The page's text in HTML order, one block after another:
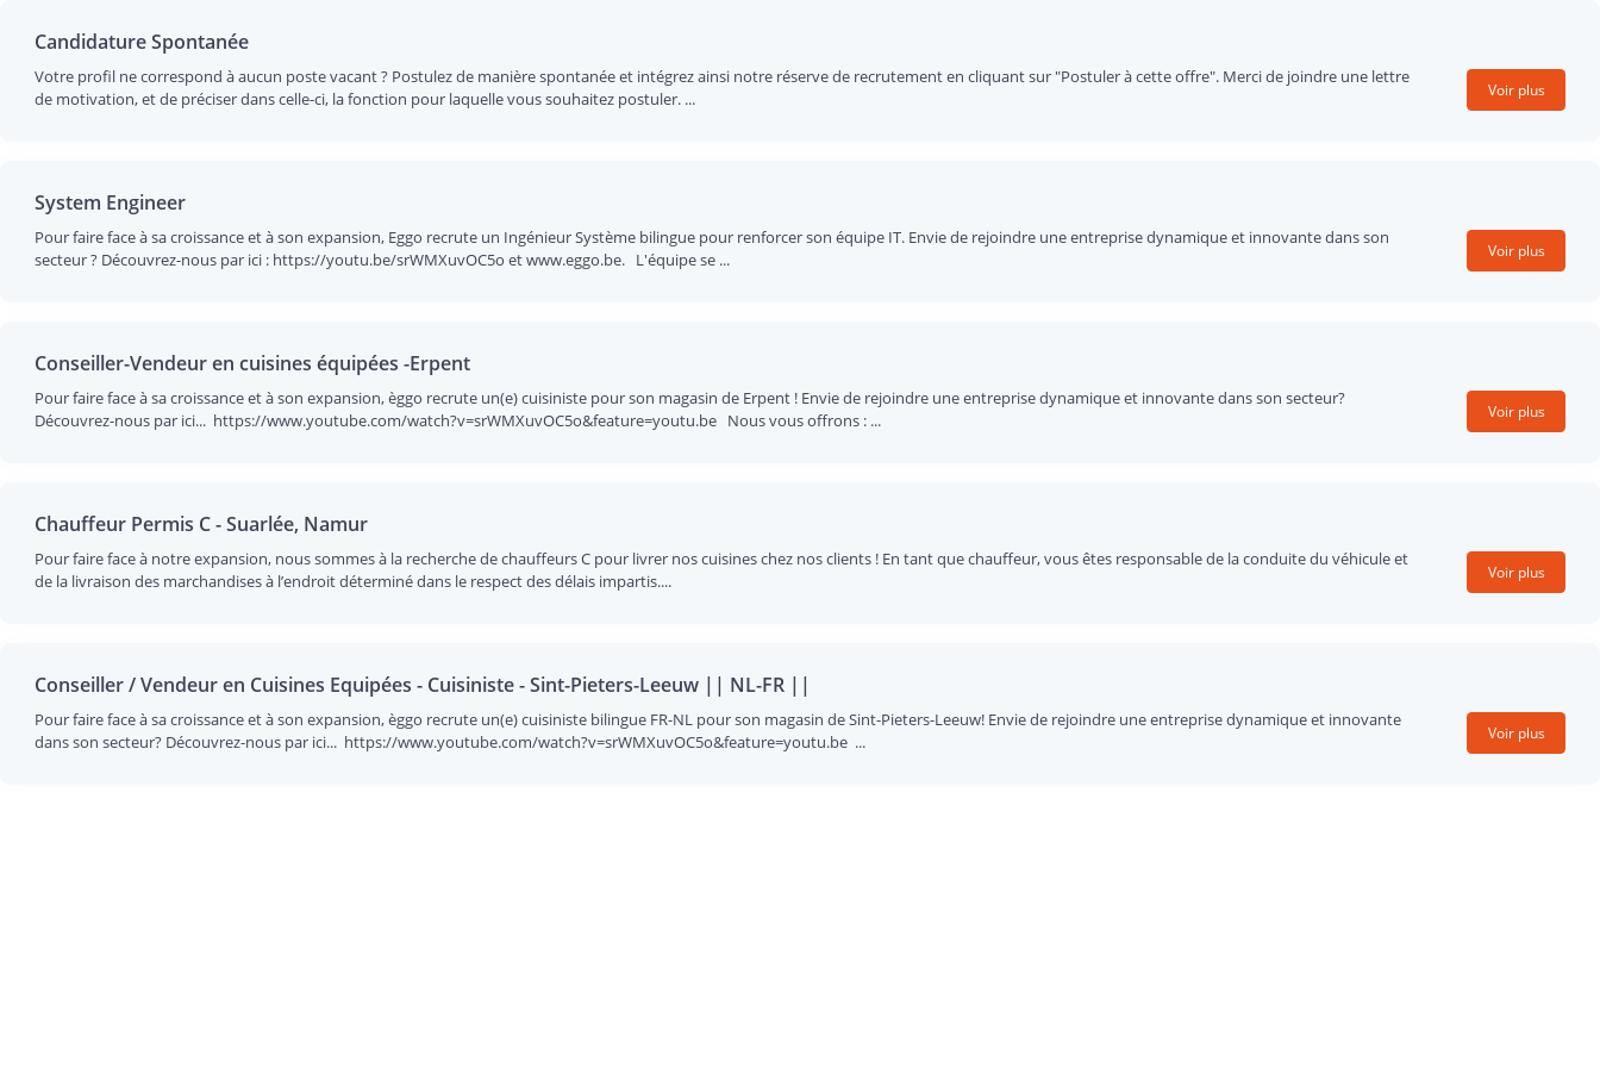
Candidature Spontanée
Votre profil ne correspond à aucun poste vacant ? Postulez de manière spontanée et intégrez ainsi notre réserve de recrutement en cliquant sur "Postuler à cette offre". Merci de joindre une lettre
de motivation, et de préciser dans celle-ci, la fonction pour laquelle vous souhaitez postuler. ...
Voir plus
System Engineer
Pour faire face à sa croissance et à son expansion, Eggo recrute un Ingénieur Système bilingue pour renforcer son équipe IT. Envie de rejoindre une entreprise dynamique et innovante dans son
secteur ? Découvrez-nous par ici : https://youtu.be/srWMXuvOC5o et www.eggo.be. L'équipe se ...
Voir plus
Conseiller-Vendeur en cuisines équipées -Erpent
Pour faire face à sa croissance et à son expansion, èggo recrute un(e) cuisiniste pour son magasin de Erpent ! Envie de rejoindre une entreprise dynamique et innovante dans son secteur?
Découvrez-nous par ici... https://www.youtube.com/watch?v=srWMXuvOC5o&feature=youtu.be Nous vous offrons : ...
Voir plus
Chauffeur Permis C - Suarlée, Namur
Pour faire face à notre expansion, nous sommes à la recherche de chauffeurs C pour livrer nos cuisines chez nos clients ! En tant que chauffeur, vous êtes responsable de la conduite du véhicule et
de la livraison des marchandises à l’endroit déterminé dans le respect des délais impartis....
Voir plus
Conseiller / Vendeur en Cuisines Equipées - Cuisiniste - Sint-Pieters-Leeuw || NL-FR ||
Pour faire face à sa croissance et à son expansion, èggo recrute un(e) cuisiniste bilingue FR-NL pour son magasin de Sint-Pieters-Leeuw! Envie de rejoindre une entreprise dynamique et innovante
dans son secteur? Découvrez-nous par ici... https://www.youtube.com/watch?v=srWMXuvOC5o&feature=youtu.be ...
Voir plus